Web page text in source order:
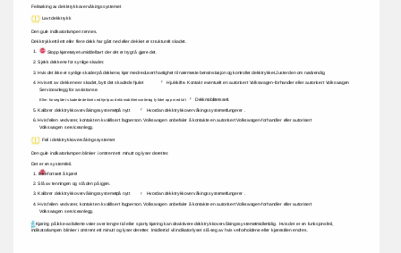
1. Ikke fortsett å kjøre!
Hvordan dekktrykkovervåkingssystemet fungerer .
Den gule indikatorlampen tennes.
6. Hvis feilen vedvarer, kontakt en kvalifisert fagperson. Volkswagen anbefaler å kontakte en autorisert Volkswagen-forhandler eller autorisert
Volkswagen serviceanlegg.
Eller: forsegl det skadede dekket ved hjelp av dekkmobilitetssettet og fyll det opp med luft
Feilsøking av dekktrykkovervåkingssystemet
Dekkmobilitetssett.
Serviceanlegg for assistanse.
ÿ
4. Hvis feilen vedvarer, kontakt en kvalifisert fagperson. Volkswagen anbefaler å kontakte en autorisert Volkswagen-forhandler eller autorisert
2. Slå av tenningen og slå den på igjen.
3. Hvis det ikke er synlige skader på dekkene, kjør med redusert hastighet til nærmeste bensinstasjon og kontroller dekktrykket. Juster den om nødvendig.
Hjulskifte. Kontakt eventuelt en autorisert Volkswagen-forhandler eller autorisert Volkswagen
Det er en systemfeil.
Stopp kjøretøyet umiddelbart der det er trygt å gjøre det.
Feil i dekktrykkovervåkingssystemet
indikatorlampen blinker i omtrent ett minutt og lyser deretter. Imidlertid vil indikatorlyset slå seg av hvis veiforholdene eller kjørestilen endres.
Volkswagen serviceanlegg.
Dekktrykket til ett eller flere dekk har gått ned eller dekket er strukturelt skadet.
Den gule indikatorlampen blinker i omtrent ett minutt og lyser deretter.
ÿ
Hvordan dekktrykkovervåkingssystemet fungerer .
Lavt dekktrykk
5. Kalibrer dekktrykkovervåkingssystemet på nytt
Kjøring på ikke-asfalterte veier over lengre tid eller sporty kjøring kan deaktivere dekktrykkovervåkingssystemet midlertidig. Hvis det er en funksjonsfeil,
4. Hvis ett av dekkene er skadet, bytt det skadede hjulet
3. Kalibrer dekktrykkovervåkingssystemet på nytt
1.
2. Sjekk dekkene for synlige skader.